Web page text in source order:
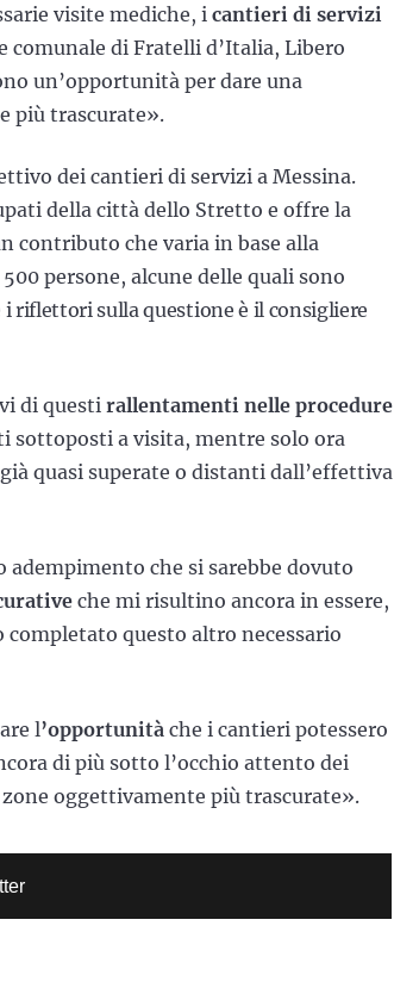
visite mediche, i cantieri di servizi
comunale di Fratelli d’Italia, Libero
un’opportunità per dare una
più trascurate».
dei cantieri di servizi a Messina.
della città dello Stretto e offre la
contributo che varia in base alla
persone, alcune delle quali sono
i riflettori sulla questione è il consigliere
di questi rallentamenti nelle procedure
sottoposti a visita, mentre solo ora
quasi superate o distanti dall’effettiva
che si sarebbe dovuto
che mi risultino ancora in essere,
questo altro necessario
l’opportunità che i cantieri potessero
di più sotto l’occhio attento dei
zone oggettivamente più trascurate».